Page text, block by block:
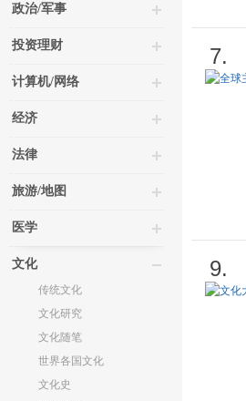
政治/军事
投资理财
计算机/网络
经济
法律
旅游/地图
医学
文化
传统文化
文化研究
文化随笔
世界各国文化
文化史
7.
9.